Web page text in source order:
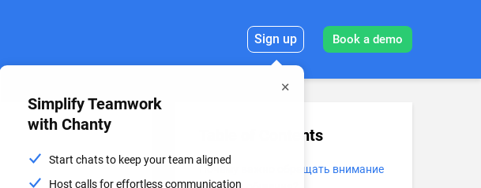
Sign up
Simplify Teamwork
with Chanty
Start chats to keep your team aligned
Host calls for effortless communication
Book a demo
Table of Contents
Почему важно обращать внимание